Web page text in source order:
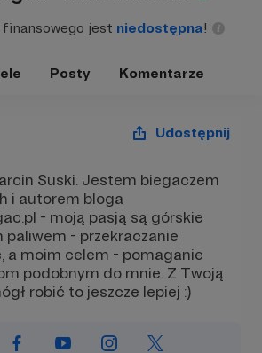
jest niedostępna!
Posty Komentarze
Udostępnij
Suski. Jestem biegaczem
i autorem bloga
- moją pasją są górskie
paliwem - przekraczanie
a moim celem - pomaganie
podobnym do mnie. Z Twoją
robić to jeszcze lepiej :)